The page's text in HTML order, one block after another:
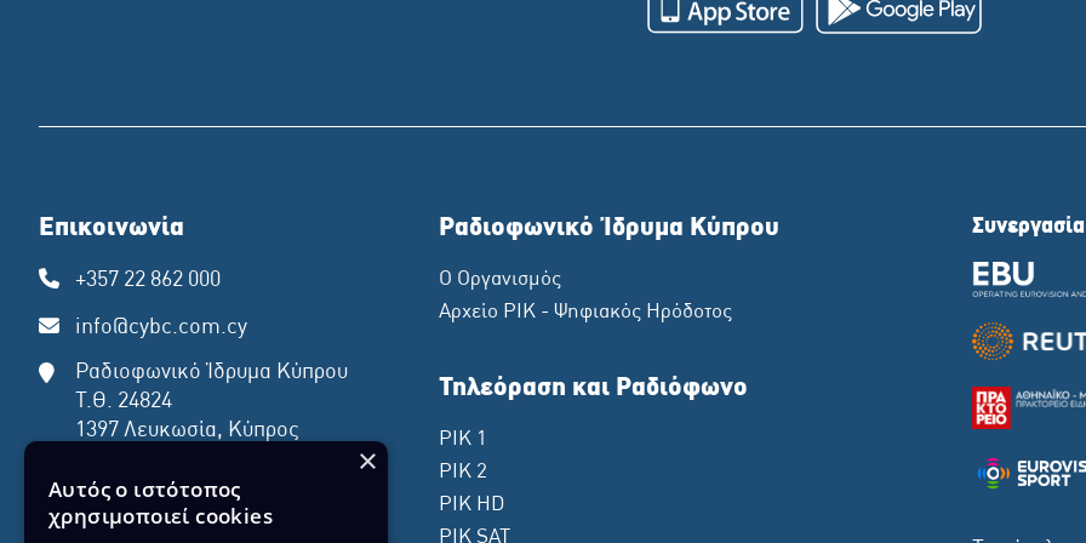
Επικοινωνία
+357 22 862 000
info@cybc.com.cy
Ραδιοφωνικό Ίδρυμα Κύπρου
Τ.Θ. 24824
1397 Λευκωσία, Κύπρος
Ραδιοφωνικό Ίδρυμα Κύπρου
Ο Οργανισμός
Αρχείο ΡΙΚ - Ψηφιακός Ηρόδοτος
Τηλεόραση και Ραδιόφωνο
ΡΙΚ 1
ΡΙΚ 2
ΡΙΚ HD
ΡΙΚ SAT
×
Αυτός ο ιστότοπος
χρησιμοποιεί cookies